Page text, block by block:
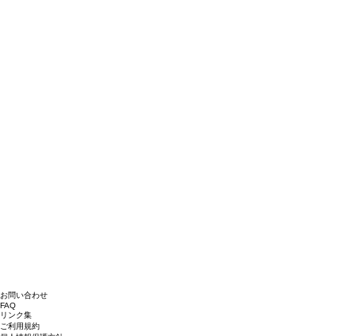
​お問い合わせ
​FAQ
​リンク集
​ご利用規約